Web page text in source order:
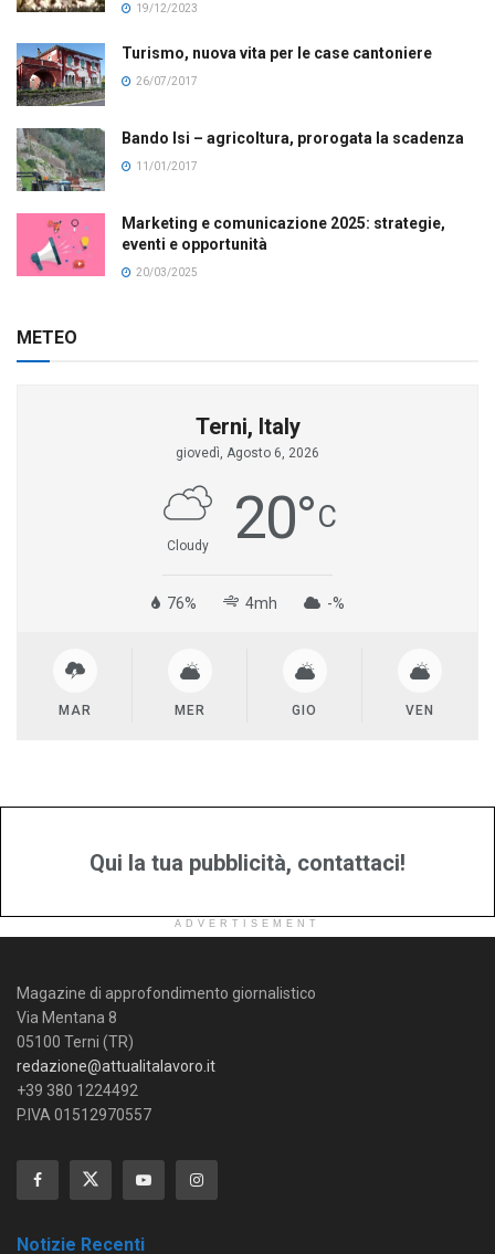
19/12/2023
Turismo, nuova vita per le case cantoniere
26/07/2017
Bando Isi – agricoltura, prorogata la scadenza
11/01/2017
Marketing e comunicazione 2025: strategie,
eventi e opportunità
20/03/2025
METEO
Terni, Italy
giovedì, Agosto 6, 2026
Cloudy 20°C
76% 4mh -%
MAR MER GIO VEN
Qui la tua pubblicità, contattaci!
ADVERTISEMENT
Magazine di approfondimento giornalistico
Via Mentana 8
05100 Terni (TR)
redazione@attualitalavoro.it
+39 380 1224492
P.IVA 01512970557
Notizie Recenti